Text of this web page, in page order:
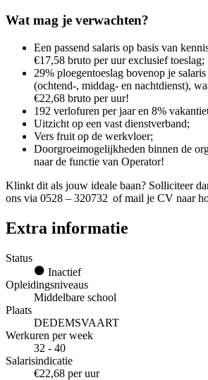
Wat mag je verwachten?
Een passend salaris op basis van
€17,58 bruto per uur exclusief toeslag;
29% ploegentoeslag bovenop je
(ochtend-, middag- en nachtdienst),
€22,68 bruto per uur!
192 verlofuren per jaar en 8%
Uitzicht op een vast dienstverband;
Vers fruit op de werkvloer;
Doorgroeimogelijkheden binnen de
naar de functie van Operator!
Klinkt dit als jouw ideale baan? Solliciteer
ons via 0528 – 320732 of mail je CV naar
Extra informatie
Status
Inactief
Opleidingsniveaus
Middelbare school
Plaats
DEDEMSVAART
Werkuren per week
32 - 40
Salarisindicatie
€22,68 per uur